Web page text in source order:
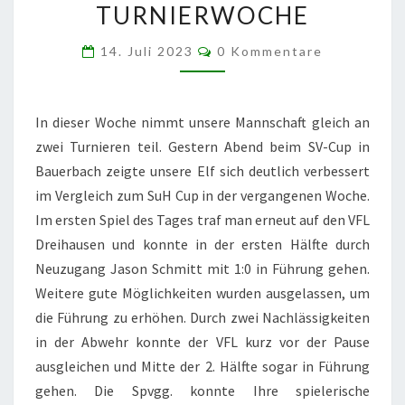
TURNIERWOCHE
14. Juli 2023 Kommentare
0 Kommentare
In dieser Woche nimmt unsere Mannschaft gleich an
zwei Turnieren teil. Gestern Abend beim SV-Cup in
Bauerbach zeigte unsere Elf sich deutlich verbessert
im Vergleich zum SuH Cup in der vergangenen Woche.
Im ersten Spiel des Tages traf man erneut auf den VFL
Dreihausen und konnte in der ersten Hälfte durch
Neuzugang Jason Schmitt mit 1:0 in Führung gehen.
Weitere gute Möglichkeiten wurden ausgelassen, um
die Führung zu erhöhen. Durch zwei Nachlässigkeiten
in der Abwehr konnte der VFL kurz vor der Pause
ausgleichen und Mitte der 2. Hälfte sogar in Führung
gehen. Die Spvgg. konnte Ihre spielerische